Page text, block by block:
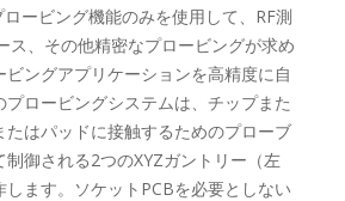
ービング機能のみを使用して、RF測
ス、その他精密なプロービングが求め
ビングアプリケーションを高精度に自
ロービングシステムは、チップまた
たはパッドに接触するためのプローブ
御される2つのXYZガントリー（左
ます。ソケットPCBを必要としない